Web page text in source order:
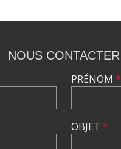
NOUS CONTACTER
PRÉNOM *
OBJET *